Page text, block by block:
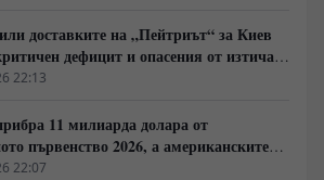
доставките на „Пейтриът“ за Киев
дефицит и опасения от изтичане
към Иран
22:13
11 милиарда долара от
първенство 2026, а американските
с дългове
22:07